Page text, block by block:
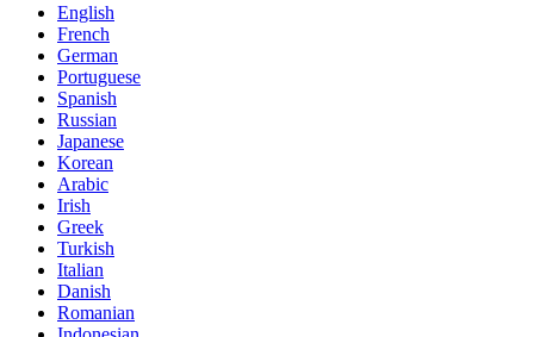
English
French
German
Portuguese
Spanish
Russian
Japanese
Korean
Arabic
Irish
Greek
Turkish
Italian
Danish
Romanian